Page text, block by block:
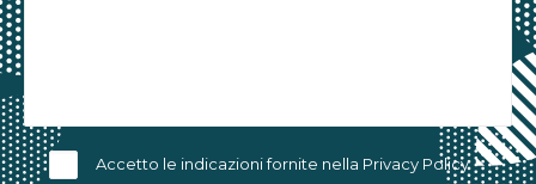
Accetto le indicazioni fornite nella Privacy Policy